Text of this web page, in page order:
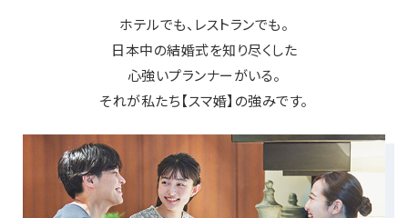
予約専用ダイヤル 0120-098-754
ホテルでも、レストランでも。
日本中の結婚式を知り尽くした
心強いプランナーがいる。
それが私たち【スマ婚】の強みです。